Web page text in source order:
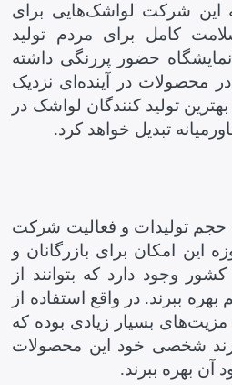
این شرکت لواشک‌هایی برای
کامل برای مردم تولید
حضور پررنگی داشته
محصولات در آینده‌ای نزدیک
تولید کنندگان لواشک در
تبدیل خواهد کرد.
حجم تولیدات و فعالیت شرکت
این امکان برای بازرگانان و
وجود دارد که بتوانند از
ببرند. در واقع استفاده از
بسیار زیادی بوده که
شخصی خود این محصولات
آن بهره ببرند.